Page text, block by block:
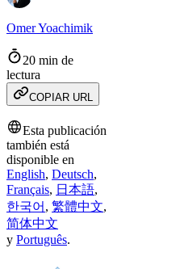
Omer Yoachimik
20 min de
lectura
COPIAR URL
Esta publicación
también está
disponible en
English, Deutsch,
Français, 日本語,
한국어 , 繁體中文,
简体中文
y Português.